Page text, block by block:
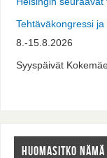
Tehtäväkongressi
8.-15.8.2026
Syyspäivät
HUOMASITKO NÄMÄ